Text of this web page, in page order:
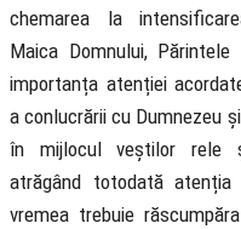
chemarea la
Maica Domnului,
importanța atenției
a conlucrării cu Dumnezeu
în mijlocul veștilor rele
atrăgând totodată
vremea trebuie